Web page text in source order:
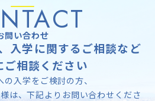
問い合わせ
入学に関するご相談など
ご相談ください
の入学をご検討の方、
は、下記よりお問い合わせくださ